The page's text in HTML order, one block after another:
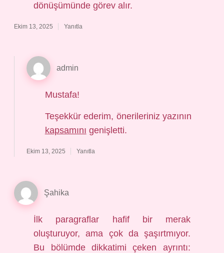
dönüşümünde görev alır.
Ekim 13, 2025 Yanıtla
admin
Mustafa!
Teşekkür ederim, önerileriniz yazının
kapsamını genişletti.
Ekim 13, 2025 Yanıtla
Şahika
İlk paragraflar hafif bir merak
oluşturuyor, ama çok da şaşırtmıyor.
Bu bölümde dikkatimi çeken ayrıntı: